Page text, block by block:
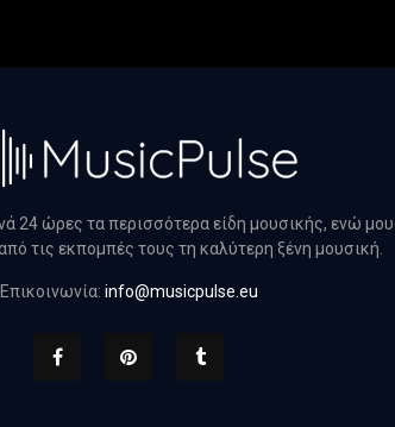
24 ώρες τα περισσότερα είδη μουσικής, ενώ
τις εκπομπές τους τη καλύτερη ξένη μουσική.
Επικοινωνία: info@musicpulse.eu